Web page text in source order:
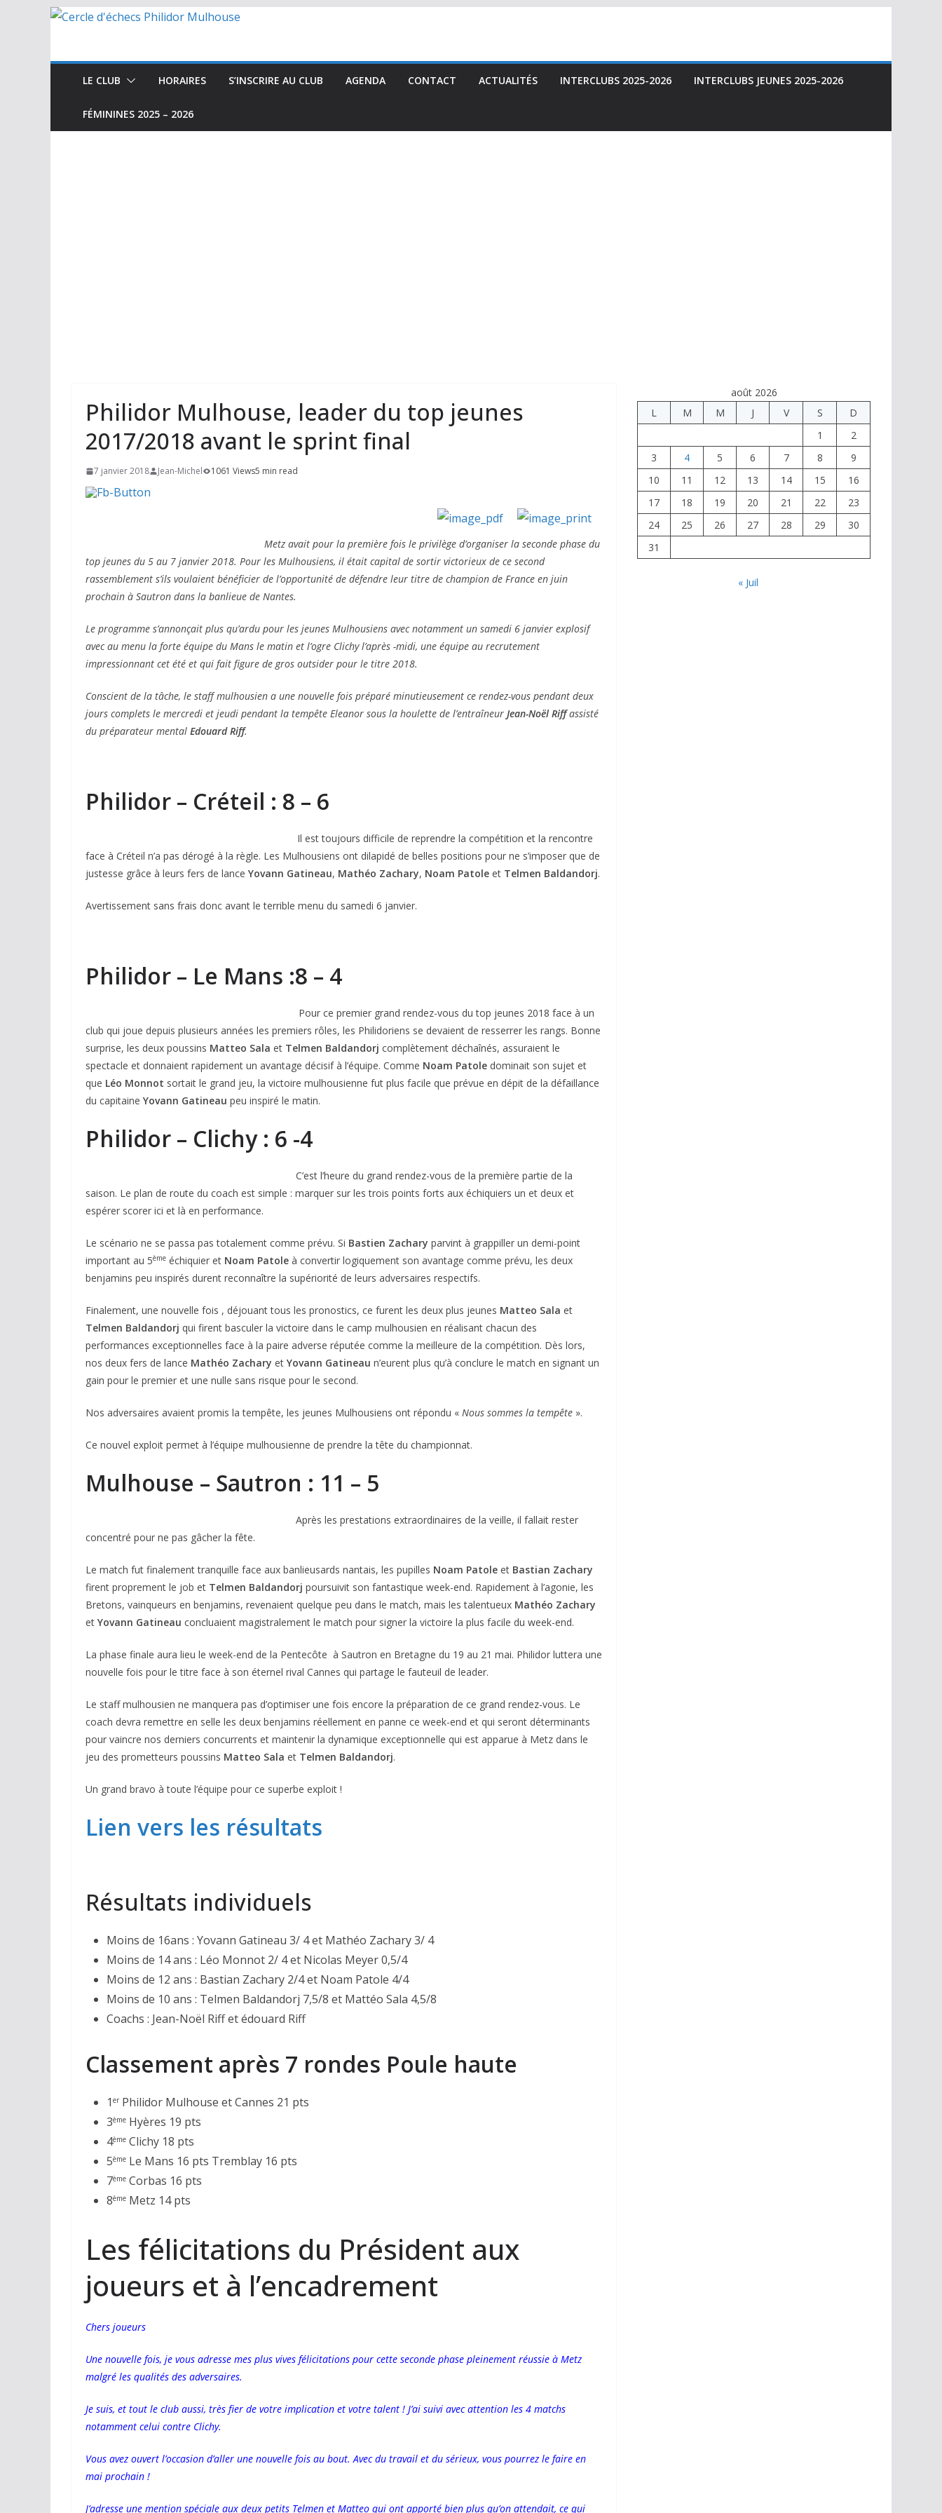
Passer
LE CLUB HORAIRES S’INSCRIRE AU CLUB AGENDA CONTACT ACTUALITÉS INTERCLUBS 2025-2026 INTERCLUBS JEUNES 2025-2026
FÉMININES 2025 – 2026
Philidor Mulhouse, leader du top jeunes
2017/2018 avant le sprint final
7 janvier 2018 Jean-Michel 1061 Views5 min read
Metz avait pour la première fois le privilège d’organiser la seconde phase du
top jeunes du 5 au 7 janvier 2018. Pour les Mulhousiens, il était capital de sortir victorieux de ce second
rassemblement s’ils voulaient bénéficier de l’opportunité de défendre leur titre de champion de France en juin
prochain à Sautron dans la banlieue de Nantes.
Le programme s’annonçait plus qu’ardu pour les jeunes Mulhousiens avec notamment un samedi 6 janvier explosif
avec au menu la forte équipe du Mans le matin et l’ogre Clichy l’après -midi, une équipe au recrutement
impressionnant cet été et qui fait figure de gros outsider pour le titre 2018.
Conscient de la tâche, le staff mulhousien a une nouvelle fois préparé minutieusement ce rendez-vous pendant deux
jours complets le mercredi et jeudi pendant la tempête Eleanor sous la houlette de l’entraîneur Jean-Noël Riffassisté
du préparateur mental Edouard Riff.
Philidor – Créteil : 8 – 6
Il est toujours difficile de reprendre la compétition et la rencontre
face à Créteil n’a pas dérogé à la règle. Les Mulhousiens ont dilapidé de belles positions pour ne s’imposer que de
justesse grâce à leurs fers de lance Yovann Gatineau, Mathéo Zachary, Noam Patole et Telmen Baldandorj.
Avertissement sans frais donc avant le terrible menu du samedi 6 janvier.
Philidor – Le Mans :8 – 4
Pour ce premier grand rendez-vous du top jeunes 2018 face à un
club qui joue depuis plusieurs années les premiers rôles, les Philidoriens se devaient de resserrer les rangs. Bonne
surprise, les deux poussins Matteo Sala et Telmen Baldandorj complètement déchaînés, assuraient le
spectacle et donnaient rapidement un avantage décisif à l’équipe. Comme Noam Patole dominait son sujet et
que Léo Monnot sortait le grand jeu, la victoire mulhousienne fut plus facile que prévue en dépit de la défaillance
du capitaine Yovann Gatineau peu inspiré le matin.
Philidor – Clichy : 6 -4
C’est l’heure du grand rendez-vous de la première partie de la
saison. Le plan de route du coach est simple : marquer sur les trois points forts aux échiquiers un et deux et
espérer scorer ici et là en performance.
Le scénario ne se passa pas totalement comme prévu. Si Bastien Zachary parvint à grappiller un demi-point
important au 5ème échiquier et Noam Patole à convertir logiquement son avantage comme prévu, les deux
benjamins peu inspirés durent reconnaître la supériorité de leurs adversaires respectifs.
Finalement, une nouvelle fois , déjouant tous les pronostics, ce furent les deux plus jeunes Matteo Sala et
Telmen Baldandorj qui firent basculer la victoire dans le camp mulhousien en réalisant chacun des
performances exceptionnelles face à la paire adverse réputée comme la meilleure de la compétition. Dès lors,
nos deux fers de lance Mathéo Zachary et Yovann Gatineau n’eurent plus qu’à conclure le match en signant un
gain pour le premier et une nulle sans risque pour le second.
Nos adversaires avaient promis la tempête, les jeunes Mulhousiens ont répondu « Nous sommes la tempête ».
Ce nouvel exploit permet à l’équipe mulhousienne de prendre la tête du championnat.
Mulhouse – Sautron : 11 – 5
Après les prestations extraordinaires de la veille, il fallait rester
concentré pour ne pas gâcher la fête.
Le match fut finalement tranquille face aux banlieusards nantais, les pupilles Noam Patole et Bastian Zachary
firent proprement le job et Telmen Baldandorj poursuivit son fantastique week-end. Rapidement à l’agonie, les
Bretons, vainqueurs en benjamins, revenaient quelque peu dans le match, mais les talentueux Mathéo Zachary
et Yovann Gatineau concluaient magistralement le match pour signer la victoire la plus facile du week-end.
La phase finale aura lieu le week-end de la Pentecôte à Sautron en Bretagne du 19 au 21 mai. Philidor luttera une
nouvelle fois pour le titre face à son éternel rival Cannes qui partage le fauteuil de leader.
Le staff mulhousien ne manquera pas d’optimiser une fois encore la préparation de ce grand rendez-vous. Le
coach devra remettre en selle les deux benjamins réellement en panne ce week-end et qui seront déterminants
pour vaincre nos derniers concurrents et maintenir la dynamique exceptionnelle qui est apparue à Metz dans le
jeu des prometteurs poussins Matteo Sala et Telmen Baldandorj.
Un grand bravo à toute l’équipe pour ce superbe exploit !
Lien vers les résultats
Résultats individuels
Moins de 16ans : Yovann Gatineau 3/ 4 et Mathéo Zachary 3/ 4
Moins de 14 ans : Léo Monnot 2/ 4 et Nicolas Meyer 0,5/4
Moins de 12 ans : Bastian Zachary 2/4 et Noam Patole 4/4
Moins de 10 ans : Telmen Baldandorj 7,5/8 et Mattéo Sala 4,5/8
Coachs : Jean-Noël Riff et édouard Riff
Classement après 7 rondes Poule haute
1 er Philidor Mulhouse et Cannes 21 pts
3ème Hyères 19 pts
4ème Clichy 18 pts
5ème Le Mans 16 pts Tremblay 16 pts
7ème Corbas 16 pts
8ème Metz 14 pts
Les félicitations du Président aux
joueurs et à l’encadrement
Chers joueurs
Une nouvelle fois, je vous adresse mes plus vives félicitations pour cette seconde phase pleinement réussie à Metz
malgré les qualités des adversaires.
Je suis, et tout le club aussi, très fier de votre implication et votre talent ! J’ai suivi avec attention les 4 matchs
notamment celui contre Clichy.
Vous avez ouvert l’occasion d’aller une nouvelle fois au bout. Avec du travail et du sérieux, vous pourrez le faire en
mai prochain !
J’adresse une mention spéciale aux deux petits Telmen et Matteo qui ont apporté bien plus qu’on attendait, ce qui
août 2026
L
M M J V S
D
1
2
3
4 5 6 7 8
9
10
11 12 13 14 15
16
17
18 19 20 21 22
23
24
25 26 27 28 29
30
31
« Juil